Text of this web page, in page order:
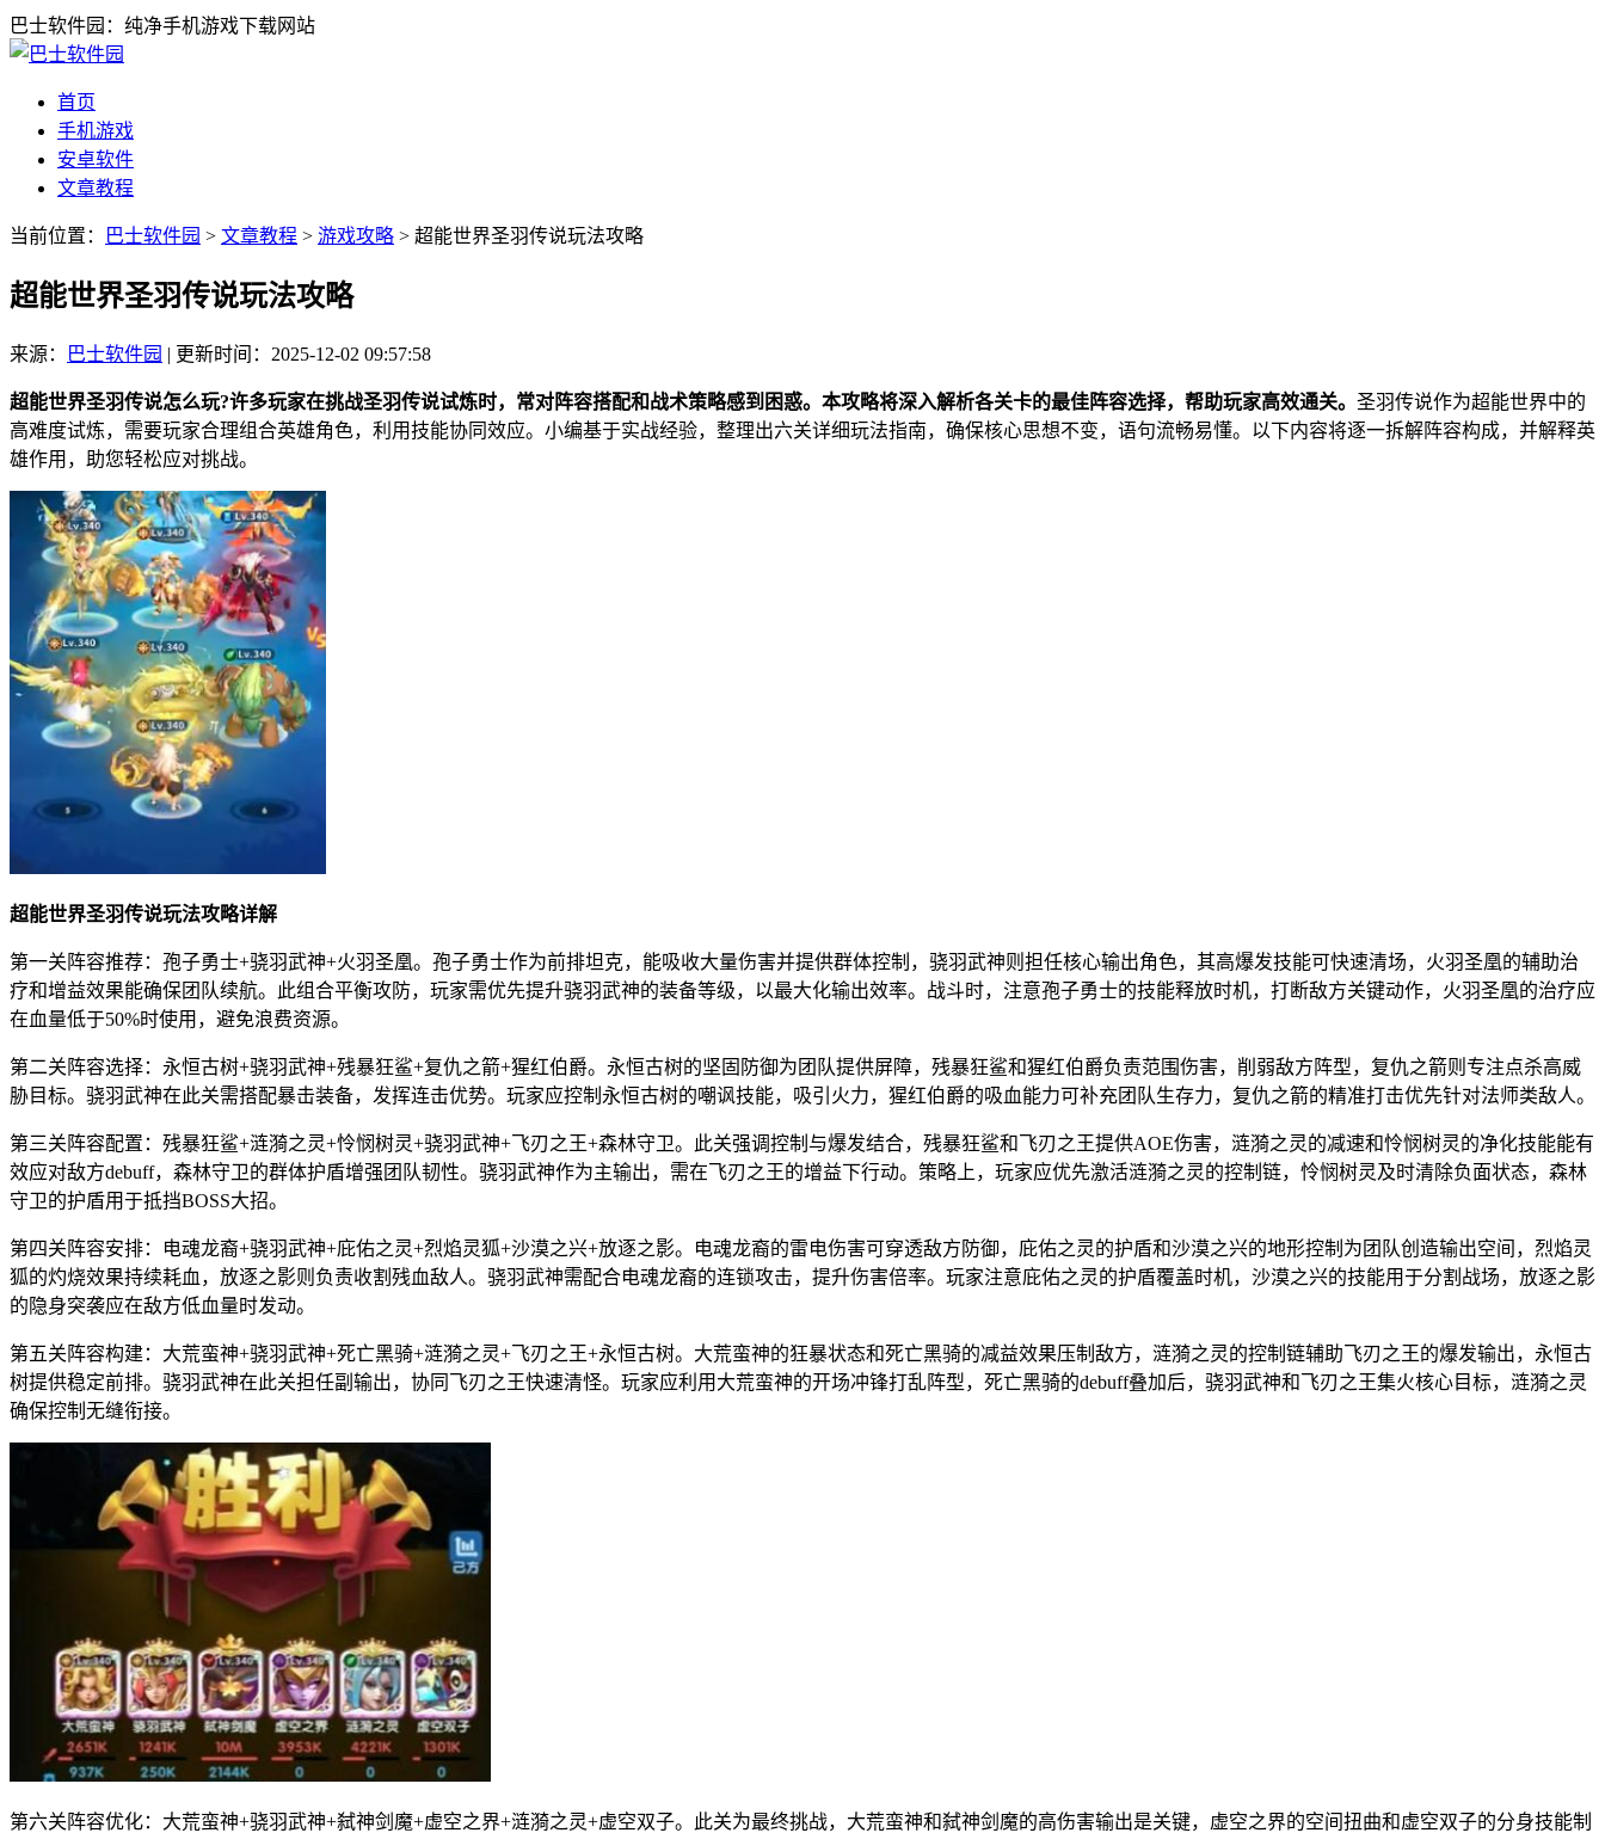
巴士软件园：纯净手机游戏下载网站
首页
手机游戏
安卓软件
文章教程
当前位置： 巴士软件园 > 文章教程 > 游戏攻略 > 超能世界圣羽传说玩法攻略
超能世界圣羽传说玩法攻略
来源： 巴士软件园 | 更新时间：2025-12-02 09:57:58
超能世界圣羽传说怎么玩?许多玩家在挑战圣羽传说试炼时，常对阵容搭配和战术策略感到困惑。本攻略将深入解析各关卡的最佳阵容选择，帮助玩家高效通关。 圣羽传说作为超能世界中的
高难度试炼，需要玩家合理组合英雄角色，利用技能协同效应。小编基于实战经验，整理出六关详细玩法指南，确保核心思想不变，语句流畅易懂。以下内容将逐一拆解阵容构成，并解释英
雄作用，助您轻松应对挑战。
超能世界圣羽传说玩法攻略详解
第一关阵容推荐：孢子勇士+骁羽武神+火羽圣凰。孢子勇士作为前排坦克，能吸收大量伤害并提供群体控制，骁羽武神则担任核心输出角色，其高爆发技能可快速清场，火羽圣凰的辅助治
疗和增益效果能确保团队续航。此组合平衡攻防，玩家需优先提升骁羽武神的装备等级，以最大化输出效率。战斗时，注意孢子勇士的技能释放时机，打断敌方关键动作，火羽圣凰的治疗应
在血量低于50%时使用，避免浪费资源。
第二关阵容选择：永恒古树+骁羽武神+残暴狂鲨+复仇之箭+猩红伯爵。永恒古树的坚固防御为团队提供屏障，残暴狂鲨和猩红伯爵负责范围伤害，削弱敌方阵型，复仇之箭则专注点杀高威
胁目标。骁羽武神在此关需搭配暴击装备，发挥连击优势。玩家应控制永恒古树的嘲讽技能，吸引火力，猩红伯爵的吸血能力可补充团队生存力，复仇之箭的精准打击优先针对法师类敌人。
第三关阵容配置：残暴狂鲨+涟漪之灵+怜悯树灵+骁羽武神+飞刃之王+森林守卫。此关强调控制与爆发结合，残暴狂鲨和飞刃之王提供AOE伤害，涟漪之灵的减速和怜悯树灵的净化技能能有
效应对敌方debuff，森林守卫的群体护盾增强团队韧性。骁羽武神作为主输出，需在飞刃之王的增益下行动。策略上，玩家应优先激活涟漪之灵的控制链，怜悯树灵及时清除负面状态，森林
守卫的护盾用于抵挡BOSS大招。
第四关阵容安排：电魂龙裔+骁羽武神+庇佑之灵+烈焰灵狐+沙漠之兴+放逐之影。电魂龙裔的雷电伤害可穿透敌方防御，庇佑之灵的护盾和沙漠之兴的地形控制为团队创造输出空间，烈焰灵
狐的灼烧效果持续耗血，放逐之影则负责收割残血敌人。骁羽武神需配合电魂龙裔的连锁攻击，提升伤害倍率。玩家注意庇佑之灵的护盾覆盖时机，沙漠之兴的技能用于分割战场，放逐之影
的隐身突袭应在敌方低血量时发动。
第五关阵容构建：大荒蛮神+骁羽武神+死亡黑骑+涟漪之灵+飞刃之王+永恒古树。大荒蛮神的狂暴状态和死亡黑骑的减益效果压制敌方，涟漪之灵的控制链辅助飞刃之王的爆发输出，永恒古
树提供稳定前排。骁羽武神在此关担任副输出，协同飞刃之王快速清怪。玩家应利用大荒蛮神的开场冲锋打乱阵型，死亡黑骑的debuff叠加后，骁羽武神和飞刃之王集火核心目标，涟漪之灵
确保控制无缝衔接。
第六关阵容优化：大荒蛮神+骁羽武神+弑神剑魔+虚空之界+涟漪之灵+虚空双子。此关为最终挑战，大荒蛮神和弑神剑魔的高伤害输出是关键，虚空之界的空间扭曲和虚空双子的分身技能制